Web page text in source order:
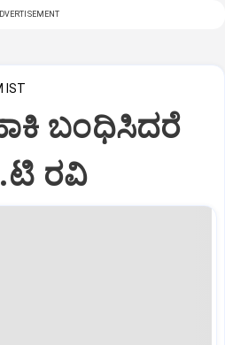
IST
ಬಂಧಿಸಿದರೆ
ರವಿ